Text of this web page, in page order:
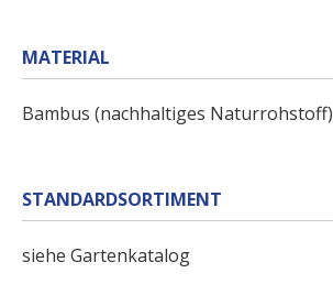
MATERIAL
Bambus (nachhaltiges Naturrohstoff)
STANDARDSORTIMENT
siehe Gartenkatalog